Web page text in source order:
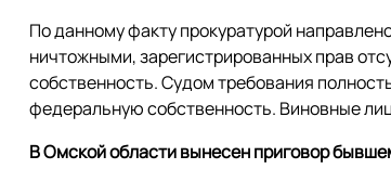
По данному факту прокуратурой
ничтожными, зарегистрированных прав
собственность. Судом требования
федеральную собственность. Виновные
В Омской области вынесен приговор